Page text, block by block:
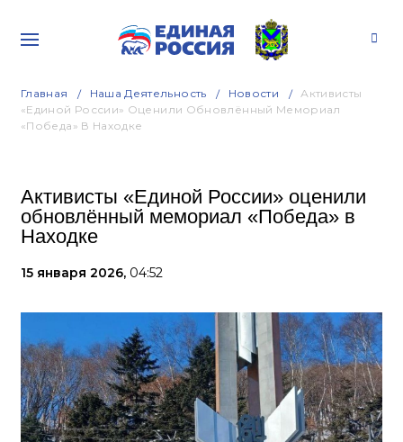
Главная Наша Деятельность Новости
Активисты
«Единой России» Оценили Обновлённый Мемориал
«Победа» В Находке
Активисты «Единой России» оценили
обновлённый мемориал «Победа» в
Находке
15 января 2026, 04:52